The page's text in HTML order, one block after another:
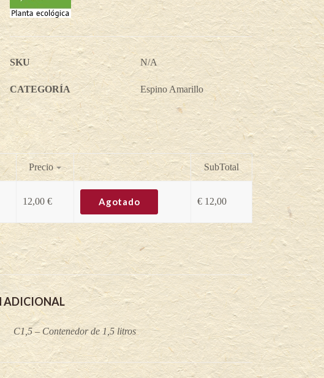
SKU N/A
CATEGORÍA Espino Amarillo
Precio SubTotal
12,00 € Agotado € 12,00
ADICIONAL
C1,5 – Contenedor de 1,5 litros